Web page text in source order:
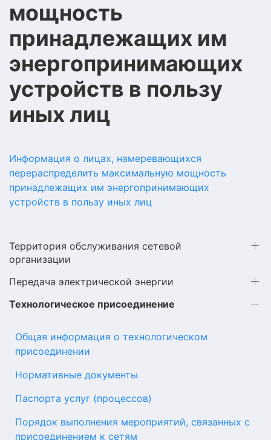
Территория обслуживания сетевой
организации
Передача электрической энергии
Технологическое присоединение
Общая информация о технологическом
присоединении
Нормативные документы
Паспорта услуг (процессов)
Порядок выполнения мероприятий, связанных с
присоединением к сетям
мощность
принадлежащих им
энергопринимающих
устройств в пользу
иных лиц
Информация о лицах, намеревающихся
перераспределить максимальную мощность
принадлежащих им энергопринимающих
устройств в пользу иных лиц